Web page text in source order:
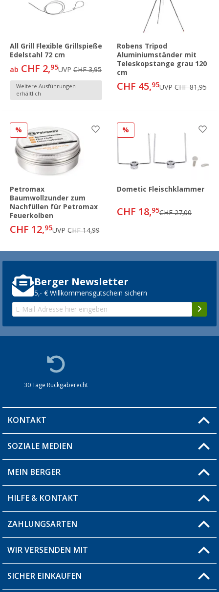
All Grill Flexible Grillspieße
Edelstahl 72 cm
ab CHF 2,95UVP CHF 3,95
Weitere Ausführungen
erhältlich
Robens Tripod
Aluminiumständer mit
Teleskopstange grau 120
cm
CHF 45,95UVP CHF 81,95
%
Petromax
Baumwollzunder zum
Nachfüllen für Petromax
Feuerkolben
CHF 12,95UVP CHF 14,99
%
Dometic Fleischklammer
CHF 18,95CHF 27,00
Berger Newsletter
5,- € Willkommensgutschein sichern
30 Tage Rückgaberecht
KONTAKT
Du hast eine Frage?
Filiale finden
SOZIALE MEDIEN
MEIN BERGER
Blog
Produkttester
Über uns
HILFE & KONTAKT
Fragen & Antworten / FAQ
Versandinformationen
Bestellstatus
ZAHLUNGSARTEN
WIR VERSENDEN MIT
SICHER EINKAUFEN